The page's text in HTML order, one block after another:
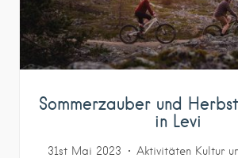
Sommerzauber und
in Levi
31st Mai 2023 Aktivitäten Kultur